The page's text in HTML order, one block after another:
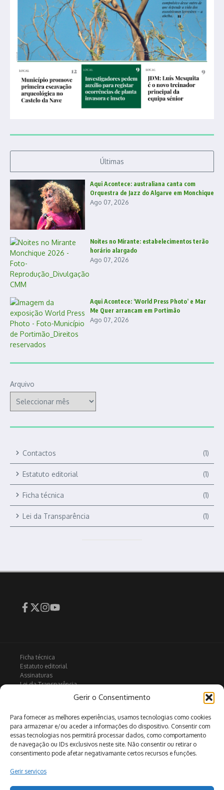
Gerir o Consentimento
Para fornecer as melhores experiências, usamos tecnologias como cookies
para armazenar e/ou aceder a informações do dispositivo. Consentir com
essas tecnologias nos permitirá processar dados, como comportamento
de navegação ou IDs exclusivos neste site. Não consentir ou retirar o
consentimento pode afetar negativamante certos recursos e funções.
Gerir serviços
Últimas
Aqui Acontece: australiana canta com
Orquestra de Jazz do Algarve em Monchique
Ago 07, 2026
Noites no Mirante: estabelecimentos terão
horário alargado
Ago 07, 2026
Aqui Acontece: ‘World Press Photo’ e Mar
Me Quer arrancam em Portimão
Ago 07, 2026
Arquivo
Contactos (1)
Estatuto editorial (1)
Ficha técnica (1)
Lei da Transparência (1)
Ficha técnica
Estatuto editorial
Assinaturas
Lei da Transparência
Política de privacidade
Arquivo